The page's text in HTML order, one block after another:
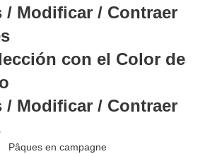
/ Modificar / Contraer
con el Color de
/ Modificar / Contraer